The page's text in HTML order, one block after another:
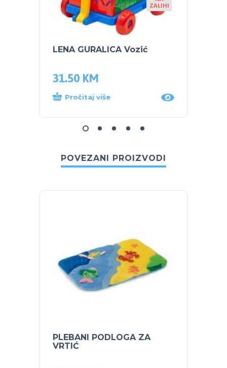
ZALIHI
LENA GURALICA Vozić
31.50 KM
Pročitaj više
POVEZANI PROIZVODI
PLEBANI PODLOGA ZA
VRTIĆ